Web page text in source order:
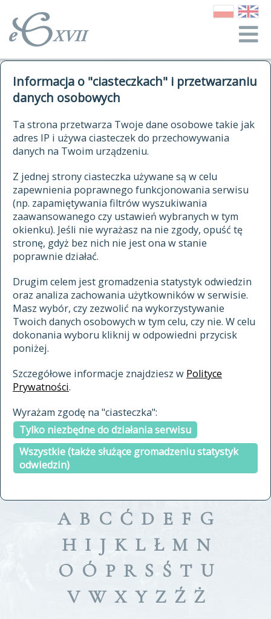
Informacja o "ciasteczkach" i przetwarzaniu
danych osobowych
Ta strona przetwarza Twoje dane osobowe takie jak
adres IP i używa ciasteczek do przechowywania
danych na Twoim urządzeniu.
Z jednej strony ciasteczka używane są w celu
zapewnienia poprawnego funkcjonowania serwisu
(np. zapamiętywania filtrów wyszukiwania
zaawansowanego czy ustawień wybranych w tym
okienku). Jeśli nie wyrażasz na nie zgody, opuść tę
stronę, gdyż bez nich nie jest ona w stanie
poprawnie działać.
Drugim celem jest gromadzenia statystyk odwiedzin
oraz analiza zachowania użytkowników w serwisie.
Masz wybór, czy zezwolić na wykorzystywanie
Twoich danych osobowych w tym celu, czy nie. W celu
dokonania wyboru kliknij w odpowiedni przycisk
poniżej.
Szczegółowe informacje znajdziesz w Polityce
Prywatności.
Wyrażam zgodę na "ciasteczka":
Tylko niezbędne do działania serwisu
Wszystkie (także służące gromadzeniu statystyk
odwiedzin)
autorzy Słownika
historia
publikacje
źródła
autorzy tekstów źródłowych
zasady opracowania
statystyki
najnowsze hasła
ostatnio zmodyfikowane hasła
materiały archiwalne
cytowanie
kontakt
kwerendy
jak cytować Słownik
ELEKTRONICZNY SŁOWNIK
JĘZYKA POLSKIEGO
XVII I XVIII WIEKU
znajdź hasła
zaczynające się od
indeksie
a fronte
a tergo
A B C Ć D E F G
H I J K L Ł M N
O Ó P R S Ś T U
V W X Y Z Ź Ż